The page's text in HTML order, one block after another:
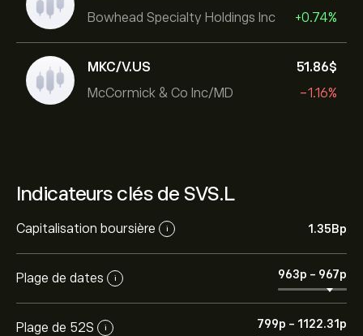
Bowhead Specialty Holdings Inc
+0.74%
MKC/V.US
McCormick & Co Inc/MD
51.86‎$‎
-1.16%
Indicateurs clés de SVS.L
Capitalisation boursière i 1.35B‎p‎
Plage de dates i 963‎p‎ - 967‎p‎
Plage de 52S i 799‎p‎ - 1122.31‎p‎